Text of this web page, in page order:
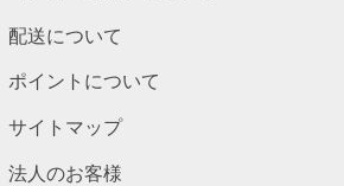
配送について
ポイントについて
サイトマップ
法人のお客様